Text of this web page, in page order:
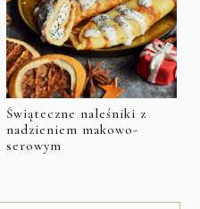
Świąteczne naleśniki z
nadzieniem makowo-
serowym